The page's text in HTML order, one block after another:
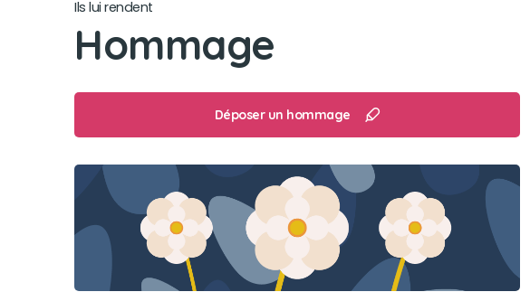
Ils lui rendent
Hommage
Déposer un hommage